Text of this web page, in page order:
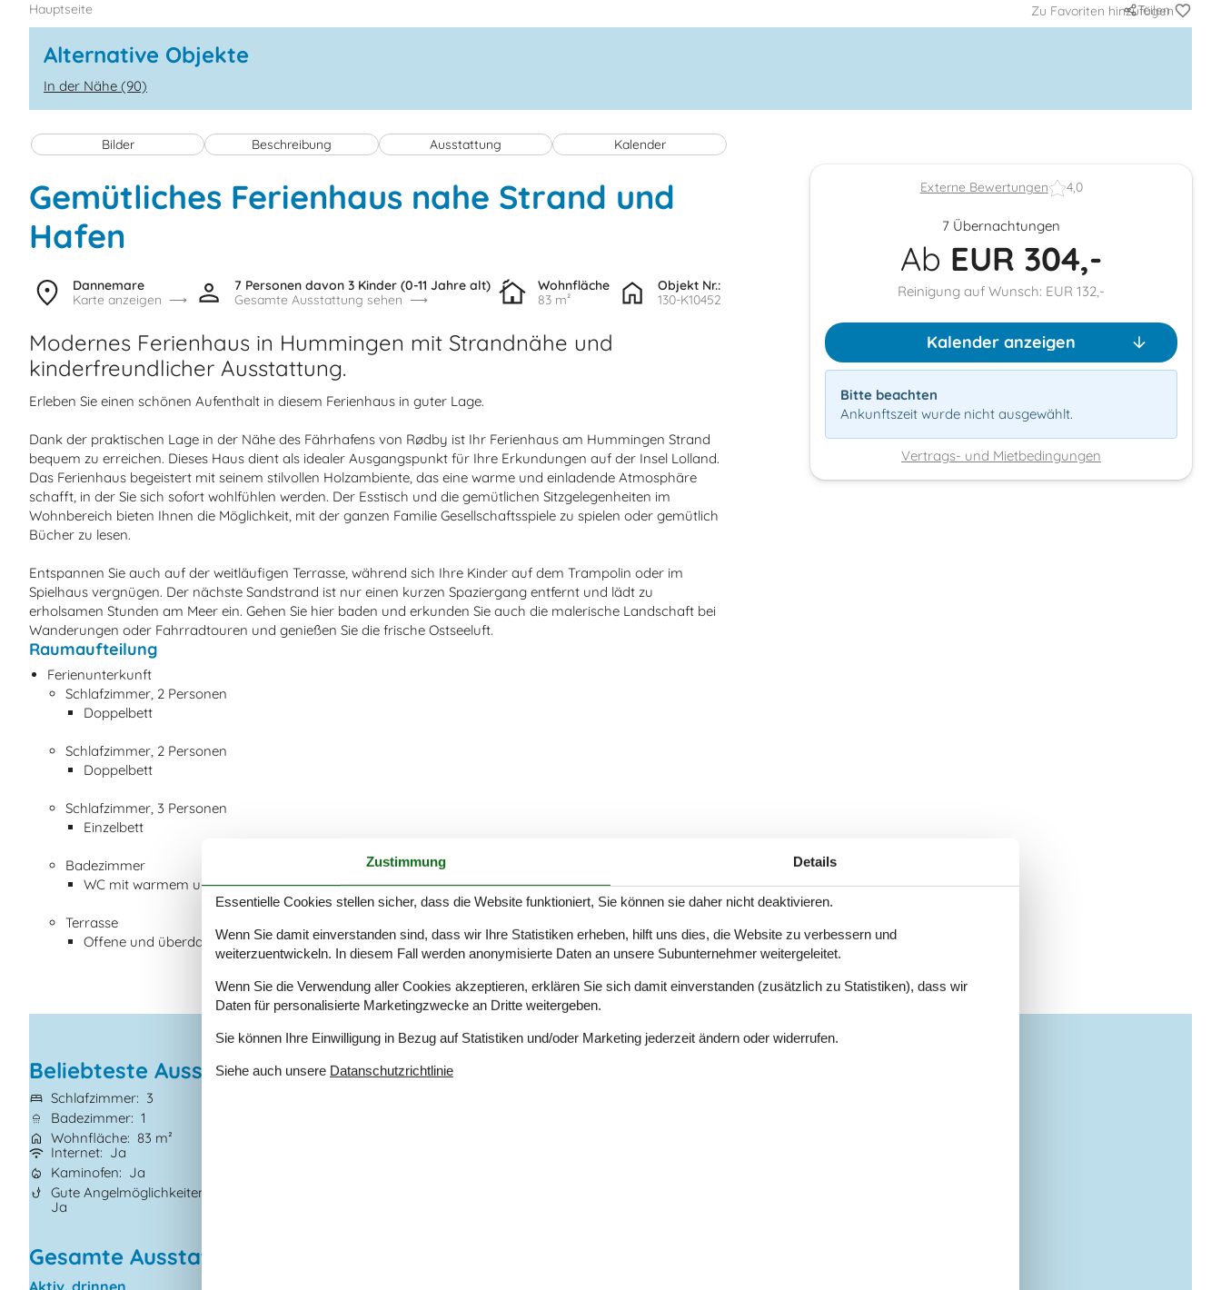
Hauptseite Zu Favoriten hinzufügen
Teilen
Alternative Objekte
In der Nähe (90)
Bilder Beschreibung Ausstattung Kalender
Gemütliches Ferienhaus nahe Strand und
Hafen
Dannemare
Karte anzeigen
7 Personen davon 3 Kinder (0-11 Jahre alt)
Gesamte Ausstattung sehen
Wohnfläche
83 m²
Objekt Nr.:
130-K10452
Modernes Ferienhaus in Hummingen mit Strandnähe und
kinderfreundlicher Ausstattung.
Erleben Sie einen schönen Aufenthalt in diesem Ferienhaus in guter Lage.
Dank der praktischen Lage in der Nähe des Fährhafens von Rødby ist Ihr Ferienhaus am Hummingen Strand
bequem zu erreichen. Dieses Haus dient als idealer Ausgangspunkt für Ihre Erkundungen auf der Insel Lolland.
Das Ferienhaus begeistert mit seinem stilvollen Holzambiente, das eine warme und einladende Atmosphäre
schafft, in der Sie sich sofort wohlfühlen werden. Der Esstisch und die gemütlichen Sitzgelegenheiten im
Wohnbereich bieten Ihnen die Möglichkeit, mit der ganzen Familie Gesellschaftsspiele zu spielen oder gemütlich
Bücher zu lesen.
Entspannen Sie auch auf der weitläufigen Terrasse, während sich Ihre Kinder auf dem Trampolin oder im
Spielhaus vergnügen. Der nächste Sandstrand ist nur einen kurzen Spaziergang entfernt und lädt zu
erholsamen Stunden am Meer ein. Gehen Sie hier baden und erkunden Sie auch die malerische Landschaft bei
Wanderungen oder Fahrradtouren und genießen Sie die frische Ostseeluft.
Raumaufteilung
Ferienunterkunft
Schlafzimmer, 2 Personen
Doppelbett
Schlafzimmer, 2 Personen
Doppelbett
Schlafzimmer, 3 Personen
Einzelbett
Badezimmer
WC mit warmem und kaltem Wasser, Dusche
Terrasse
Offene und überdachte Terrasse
Beliebteste Ausstattungen
Schlafzimmer
3
Badezimmer 1
Wohnfläche 83 m²
Internet
Ja
Kaminofen
Ja
Gute Angelmöglichkeiten
Ja
Gesamte Ausstattung
Aktiv. drinnen
Externe Bewertungen 4,0
7 Übernachtungen
Ab EUR 304,-
Reinigung auf Wunsch: EUR 132,-
Kalender anzeigen
Bitte beachten
Ankunftszeit wurde nicht ausgewählt.
Vertrags- und Mietbedingungen
Zustimmung Details
Essentielle Cookies stellen sicher, dass die Website funktioniert, Sie können sie daher nicht deaktivieren.
Wenn Sie damit einverstanden sind, dass wir Ihre Statistiken erheben, hilft uns dies, die Website zu verbessern und
weiterzuentwickeln. In diesem Fall werden anonymisierte Daten an unsere Subunternehmer weitergeleitet.
Wenn Sie die Verwendung aller Cookies akzeptieren, erklären Sie sich damit einverstanden (zusätzlich zu Statistiken), dass wir
Daten für personalisierte Marketingzwecke an Dritte weitergeben.
Sie können Ihre Einwilligung in Bezug auf Statistiken und/oder Marketing jederzeit ändern oder widerrufen.
Siehe auch unsere Datanschutzrichtlinie